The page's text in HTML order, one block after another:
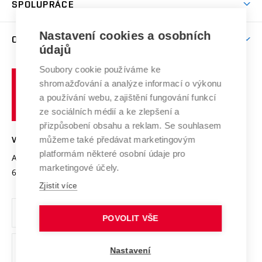
Brno
Celoživotní vzdělávání
E-přihláška
Závěrečné práce
Doktorské studium
Studium bez bariér
Podpora podnikání
Mezinárodní vědecká rada
Systém zajišťování kvality výzkumu
Výzkumné infrastruktury
Transfer znalostí
Open Science
Projekty
Projekty ze strukturálních fondů
Specifický výzkum
SPOLUPRÁCE
Zahraniční spolupráce
Spolupráce se školami
Služby univerzity
Mezinárodní dohody
Univerzitní sítě
O UNIVERZITĚ
Profil univerzity
Udržitelná univerzita
Podnikavá univerzita / ContriBUTe
Bezpečná univerzita
Vyznamenání
Organizační struktura
Ochrana osobních údajů
odkaz)
učení
technické
VYSOKÉ UČENÍ TECHNICKÉ V BRNĚ
Antonínská 548/1
602 00 Brno
www.vut.cz
vut@vutbr.cz
Nastavení cookies a osobních
údajů
Soubory cookie používáme ke
shromažďování a analýze informací o výkonu
a používání webu, zajištění fungování funkcí
ze sociálních médií a ke zlepšení a
přizpůsobení obsahu a reklam. Se souhlasem
můžeme také předávat marketingovým
platformám některé osobní údaje pro
marketingové účely.
Zjistit více
POVOLIT VŠE
Nastavení